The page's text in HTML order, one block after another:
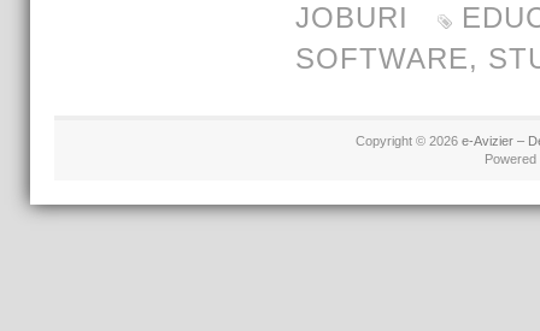
JOBURI
SOFTWARE,
Copyright © 2026 e-Avizier –